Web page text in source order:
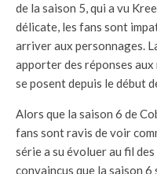
de la saison 5, qui a vu
délicate, les fans sont
arriver aux personnages.
apporter des réponses
se posent depuis le début
Alors que la saison 6 de
fans sont ravis de voir
série a su évoluer au fil
convaincus que la saison